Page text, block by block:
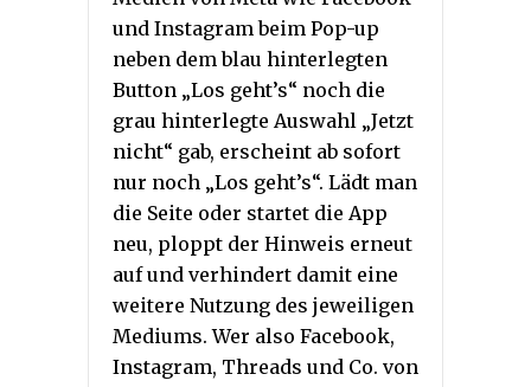
und Instagram beim Pop-up
neben dem blau hinterlegten
Button „Los geht’s“ noch die
grau hinterlegte Auswahl „Jetzt
nicht“ gab, erscheint ab sofort
nur noch „Los geht’s“. Lädt man
die Seite oder startet die App
neu, ploppt der Hinweis erneut
auf und verhindert damit eine
weitere Nutzung des jeweiligen
Mediums. Wer also Facebook,
Instagram, Threads und Co. von